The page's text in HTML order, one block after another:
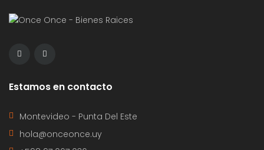
Estamos en contacto
Montevideo - Punta Del Este
hola@onceonce.uy